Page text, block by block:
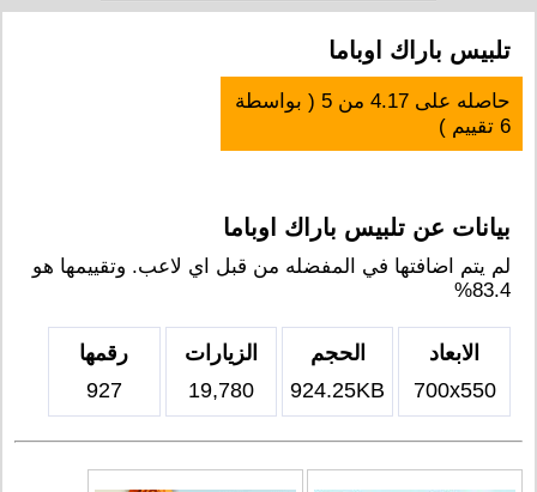
تلبيس باراك اوباما
حاصله على4.17 من5 ( بواسطة
6 تقييم )
بيانات عن تلبيس باراك اوباما
لم يتم اضافتها في المفضله من قبل اي لاعب. وتقييمها هو
83.4%
الابعاد
700x550
الحجم
924.25KB
الزيارات
19,780
رقمها
927